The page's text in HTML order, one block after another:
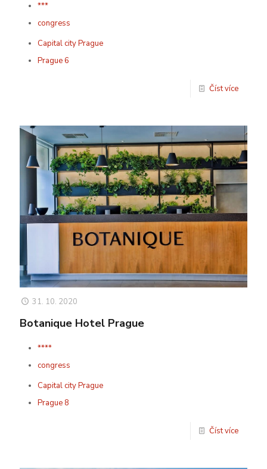
***
congress
Capital city Prague
Prague 6
Číst více
31. 10. 2020
Botanique Hotel Prague
****
congress
Capital city Prague
Prague 8
Číst více